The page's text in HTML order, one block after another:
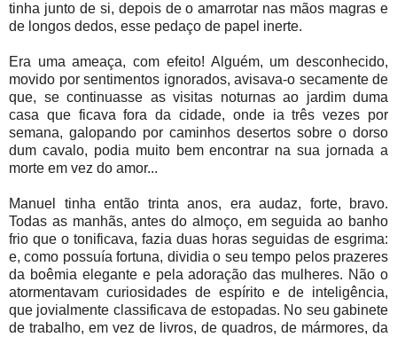
tinha junto de si, depois de o amarrotar nas mãos magras e
de longos dedos, esse pedaço de papel inerte.
Era uma ameaça, com efeito! Alguém, um desconhecido,
movido por sentimentos ignorados, avisava-o secamente de
que, se continuasse as visitas noturnas ao jardim duma
casa que ficava fora da cidade, onde ia três vezes por
semana, galopando por caminhos desertos sobre o dorso
dum cavalo, podia muito bem encontrar na sua jornada a
morte em vez do amor...
Manuel tinha então trinta anos, era audaz, forte, bravo.
Todas as manhãs, antes do almoço, em seguida ao banho
frio que o tonificava, fazia duas horas seguidas de esgrima:
e, como possuía fortuna, dividia o seu tempo pelos prazeres
da boêmia elegante e pela adoração das mulheres. Não o
atormentavam curiosidades de espírito e de inteligência,
que jovialmente classificava de estopadas. No seu gabinete
de trabalho, em vez de livros, de quadros, de mármores, da